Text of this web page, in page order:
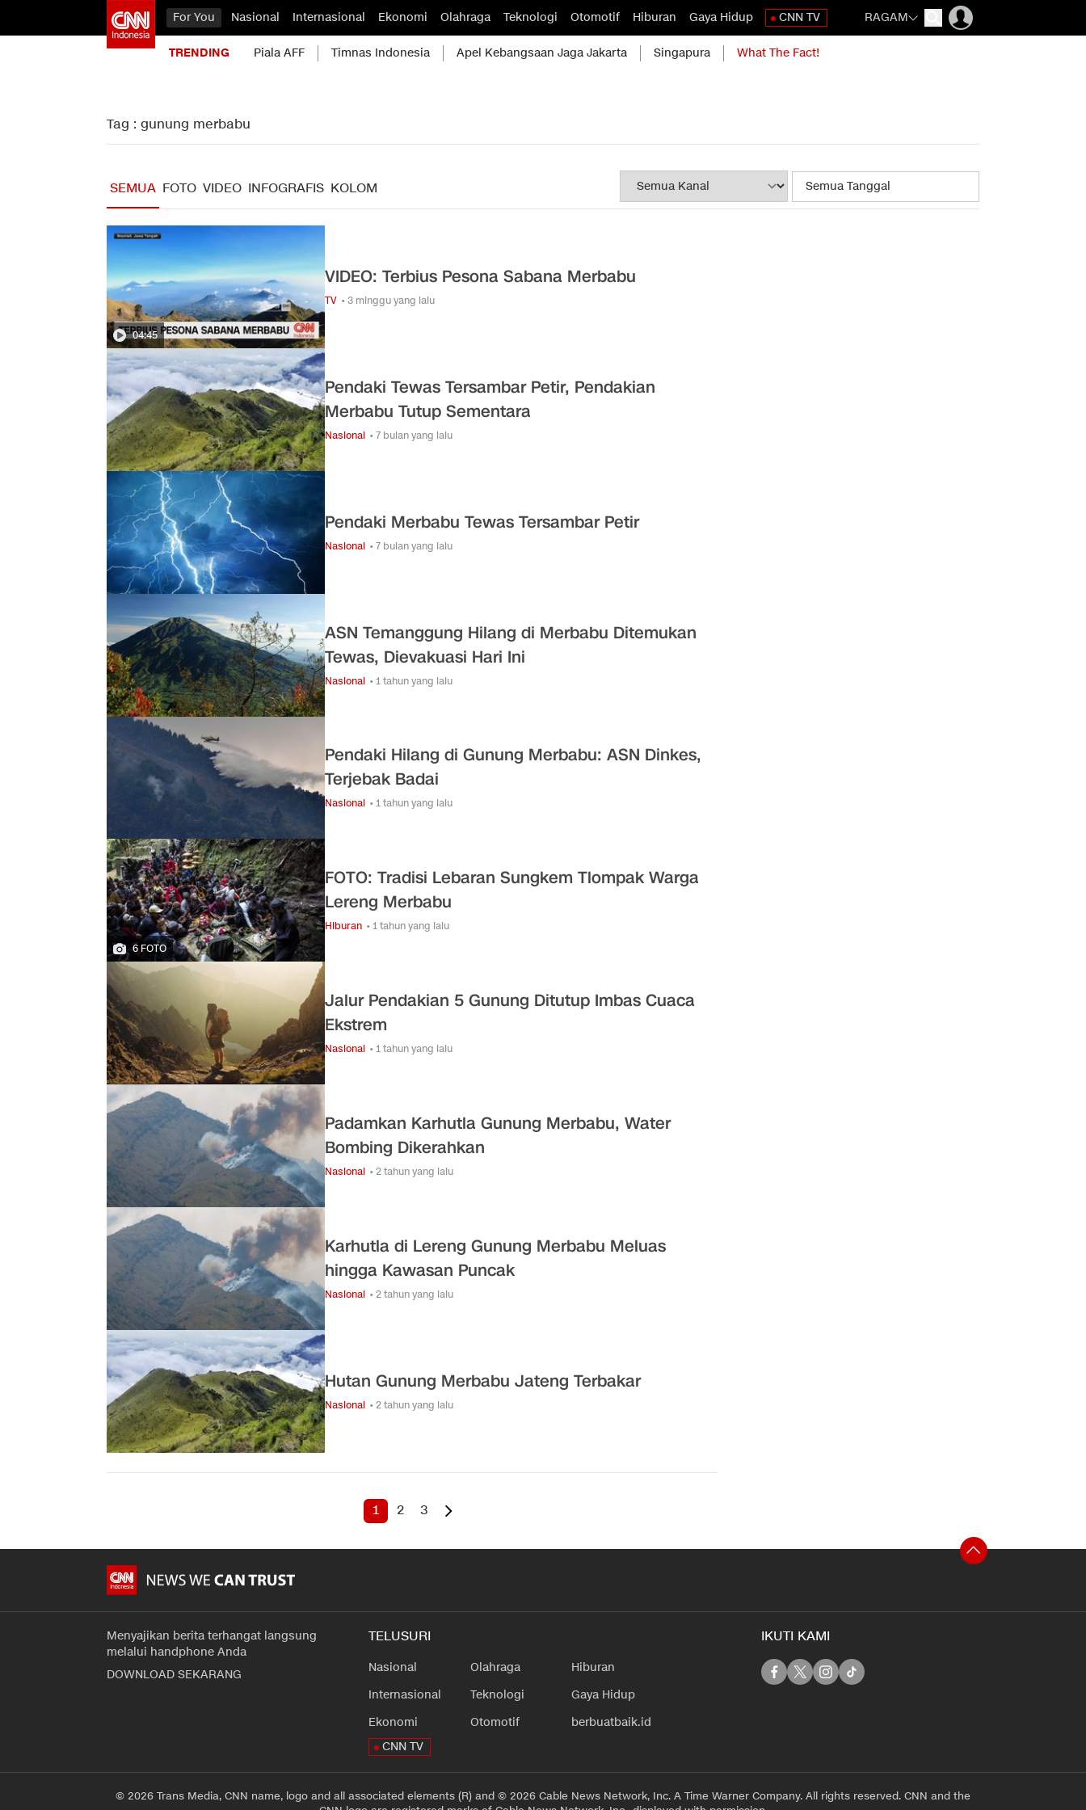
For You Nasional Internasional Ekonomi Olahraga Teknologi Otomotif Hiburan Gaya Hidup CNN TV RAGAM
TRENDING Piala AFF Timnas Indonesia Apel Kebangsaan Jaga Jakarta Singapura What The Fact!
Tag : gunung merbabu
SEMUA FOTO VIDEO INFOGRAFIS KOLOM
04:45
VIDEO: Terbius Pesona Sabana Merbabu
TV • 3 minggu yang lalu
Pendaki Tewas Tersambar Petir, Pendakian
Merbabu Tutup Sementara
Nasional • 7 bulan yang lalu
Pendaki Merbabu Tewas Tersambar Petir
Nasional • 7 bulan yang lalu
ASN Temanggung Hilang di Merbabu Ditemukan
Tewas, Dievakuasi Hari Ini
Nasional • 1 tahun yang lalu
Pendaki Hilang di Gunung Merbabu: ASN Dinkes,
Terjebak Badai
Nasional • 1 tahun yang lalu
6 FOTO
FOTO: Tradisi Lebaran Sungkem Tlompak Warga
Lereng Merbabu
Hiburan • 1 tahun yang lalu
Jalur Pendakian 5 Gunung Ditutup Imbas Cuaca
Ekstrem
Nasional • 1 tahun yang lalu
Padamkan Karhutla Gunung Merbabu, Water
Bombing Dikerahkan
Nasional • 2 tahun yang lalu
Karhutla di Lereng Gunung Merbabu Meluas
hingga Kawasan Puncak
Nasional • 2 tahun yang lalu
Hutan Gunung Merbabu Jateng Terbakar
Nasional • 2 tahun yang lalu
1 2 3
Menyajikan berita terhangat langsung
melalui handphone Anda
DOWNLOAD SEKARANG
TELUSURI
Nasional
Internasional
Ekonomi
Olahraga
Teknologi
Otomotif
Hiburan
Gaya Hidup
berbuatbaik.id
CNN TV
IKUTI KAMI
© 2026 Trans Media, CNN name, logo and all associated elements (R) and © 2026 Cable News Network, Inc. A Time Warner Company. All rights reserved. CNN and the